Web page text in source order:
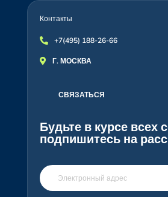
Контакты
 +7(495) 188-26-66
 Г. МОСКВА
СВЯЗАТЬСЯ
Будьте в курсе всех
подпишитесь на